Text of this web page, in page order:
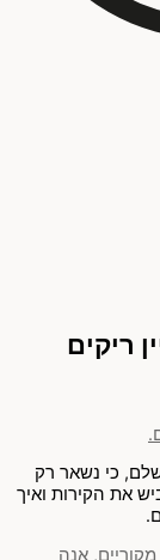
ריקים
כי נשאר רק
את הקירות ואיך